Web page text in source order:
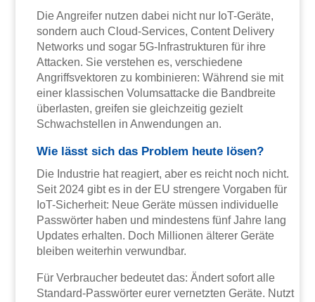
Die Angreifer nutzen dabei nicht nur IoT-Geräte,
sondern auch Cloud-Services, Content Delivery
Networks und sogar 5G-Infrastrukturen für ihre
Attacken. Sie verstehen es, verschiedene
Angriffsvektoren zu kombinieren: Während sie mit
einer klassischen Volumsattacke die Bandbreite
überlasten, greifen sie gleichzeitig gezielt
Schwachstellen in Anwendungen an.
Wie lässt sich das Problem heute lösen?
Die Industrie hat reagiert, aber es reicht noch nicht.
Seit 2024 gibt es in der EU strengere Vorgaben für
IoT-Sicherheit: Neue Geräte müssen individuelle
Passwörter haben und mindestens fünf Jahre lang
Updates erhalten. Doch Millionen älterer Geräte
bleiben weiterhin verwundbar.
Für Verbraucher bedeutet das: Ändert sofort alle
Standard-Passwörter eurer vernetzten Geräte. Nutzt